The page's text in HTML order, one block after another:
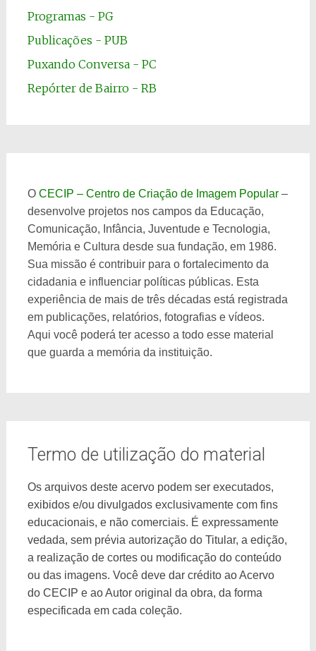
Programas - PG
Publicações - PUB
Puxando Conversa - PC
Repórter de Bairro - RB
O CECIP – Centro de Criação de Imagem Popular –
desenvolve projetos nos campos da Educação,
Comunicação, Infância, Juventude e Tecnologia,
Memória e Cultura desde sua fundação, em 1986.
Sua missão é contribuir para o fortalecimento da
cidadania e influenciar políticas públicas. Esta
experiência de mais de três décadas está registrada
em publicações, relatórios, fotografias e vídeos.
Aqui você poderá ter acesso a todo esse material
que guarda a memória da instituição.
Termo de utilização do material
Os arquivos deste acervo podem ser executados,
exibidos e/ou divulgados exclusivamente com fins
educacionais, e não comerciais. É expressamente
vedada, sem prévia autorização do Titular, a edição,
a realização de cortes ou modificação do conteúdo
ou das imagens. Você deve dar crédito ao Acervo
do CECIP e ao Autor original da obra, da forma
especificada em cada coleção.